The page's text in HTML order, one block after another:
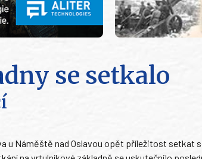
se setkalo
u Náměště nad Oslavou opět příležitost setkat